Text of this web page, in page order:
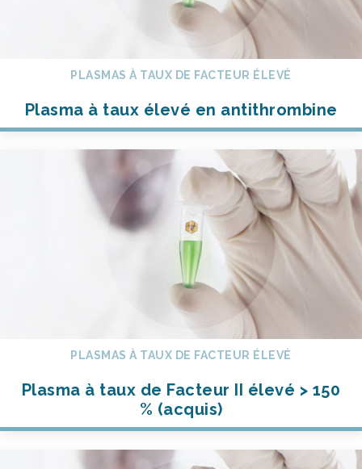
PLASMAS À TAUX DE FACTEUR ÉLEVÉ
Plasma à taux élevé en antithrombine
PLASMAS À TAUX DE FACTEUR ÉLEVÉ
Plasma à taux de Facteur II élevé > 150
% (acquis)